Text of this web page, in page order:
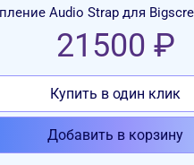
Audio Strap для
21500 ₽
Купить в один клик
Добавить в корзину